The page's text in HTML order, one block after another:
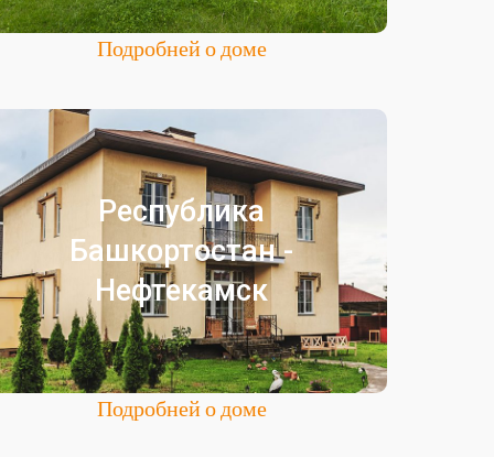
Подробней о доме
Республика
Башкортостан -
Нефтекамск
Нефтекамск
Частный пансионат для престарелых
Республика Башкортостан
Город Нефтекамск
Подробней о доме